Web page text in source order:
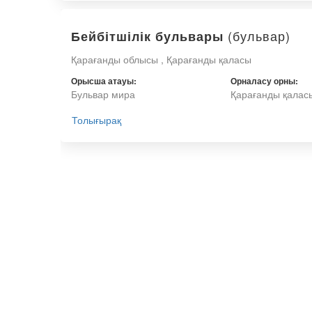
Бейбітшілік бульвары (бульвар)
Қарағанды облысы , Қарағанды қаласы
Орысша атауы:
Бульвар мира
Орналасу орны:
Қарағанды
Толығырақ